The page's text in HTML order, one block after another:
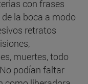
con frases
la boca a modo
retratos
muertes, todo
podían faltar